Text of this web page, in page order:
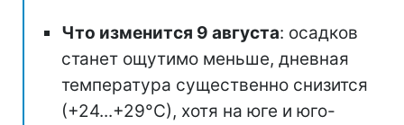
Что изменится 9 августа: осадков
станет ощутимо меньше, дневная
температура существенно снизится
(+24...+29°С), хотя на юге и юго-